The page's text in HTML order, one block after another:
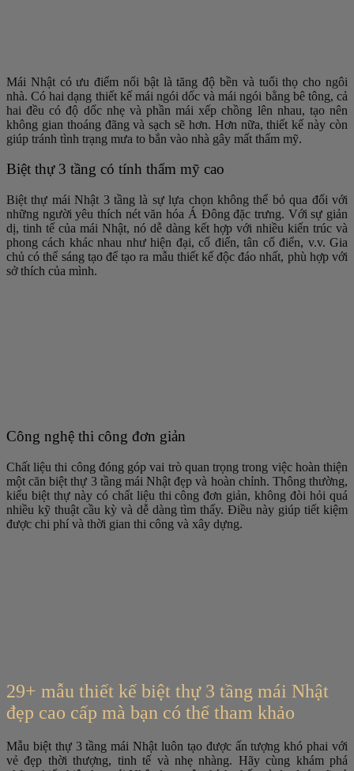
Mái Nhật có ưu điểm nổi bật là tăng độ bền và tuổi thọ cho ngôi
nhà. Có hai dạng thiết kế mái ngói dốc và mái ngói bằng bê tông, cả
hai đều có độ dốc nhẹ và phần mái xếp chồng lên nhau, tạo nên
không gian thoáng đãng và sạch sẽ hơn. Hơn nữa, thiết kế này còn
giúp tránh tình trạng mưa to bắn vào nhà gây mất thẩm mỹ.
Biệt thự 3 tầng có tính thẩm mỹ cao
Biệt thự mái Nhật 3 tầng là sự lựa chọn không thể bỏ qua đối với
những người yêu thích nét văn hóa Á Đông đặc trưng. Với sự giản
dị, tinh tế của mái Nhật, nó dễ dàng kết hợp với nhiều kiến trúc và
phong cách khác nhau như hiện đại, cổ điển, tân cổ điển, v.v. Gia
chủ có thể sáng tạo để tạo ra mẫu thiết kế độc đáo nhất, phù hợp với
sở thích của mình.
Công nghệ thi công đơn giản
Chất liệu thi công đóng góp vai trò quan trọng trong việc hoàn thiện
một căn biệt thự 3 tầng mái Nhật đẹp và hoàn chỉnh. Thông thường,
kiểu biệt thự này có chất liệu thi công đơn giản, không đòi hỏi quá
nhiều kỹ thuật cầu kỳ và dễ dàng tìm thấy. Điều này giúp tiết kiệm
được chi phí và thời gian thi công và xây dựng.
29+ mẫu thiết kế biệt thự 3 tầng mái Nhật
đẹp cao cấp mà bạn có thể tham khảo
Mẫu biệt thự 3 tầng mái Nhật luôn tạo được ấn tượng khó phai với
vẻ đẹp thời thượng, tinh tế và nhẹ nhàng. Hãy cùng khám phá